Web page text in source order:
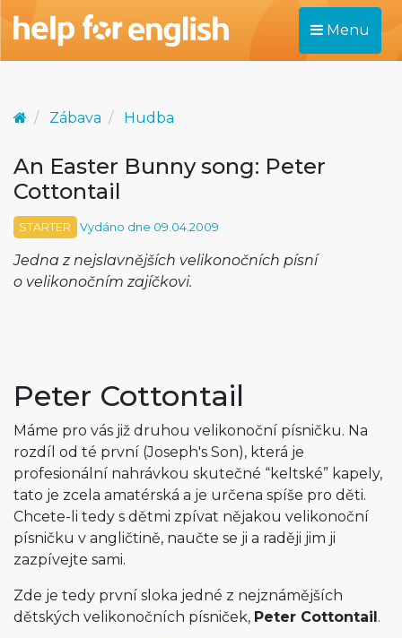
Menu
Zábava Hudba
An Easter Bunny song: Peter
Cottontail
STARTER Vydáno dne 09.04.2009
Jedna z nejslavnějších velikonočních písní
o velikonočním zajíčkovi.
Peter Cottontail
Máme pro vás již druhou velikonoční písničku. Na
rozdíl od té první (Joseph's Son), která je
profesionální nahrávkou skutečné “keltské” kapely,
tato je zcela amatérská a je určena spíše pro děti.
Chcete-li tedy s dětmi zpívat nějakou velikonoční
písničku v angličtině, naučte se ji a raději jim ji
zazpívejte sami.
Zde je tedy první sloka jedné z nejznámějších
dětských velikonočních písniček, Peter Cottontail.